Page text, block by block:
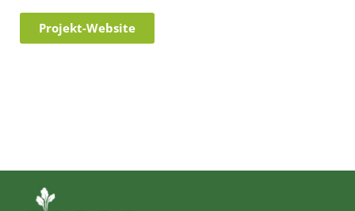
Projekt-Website